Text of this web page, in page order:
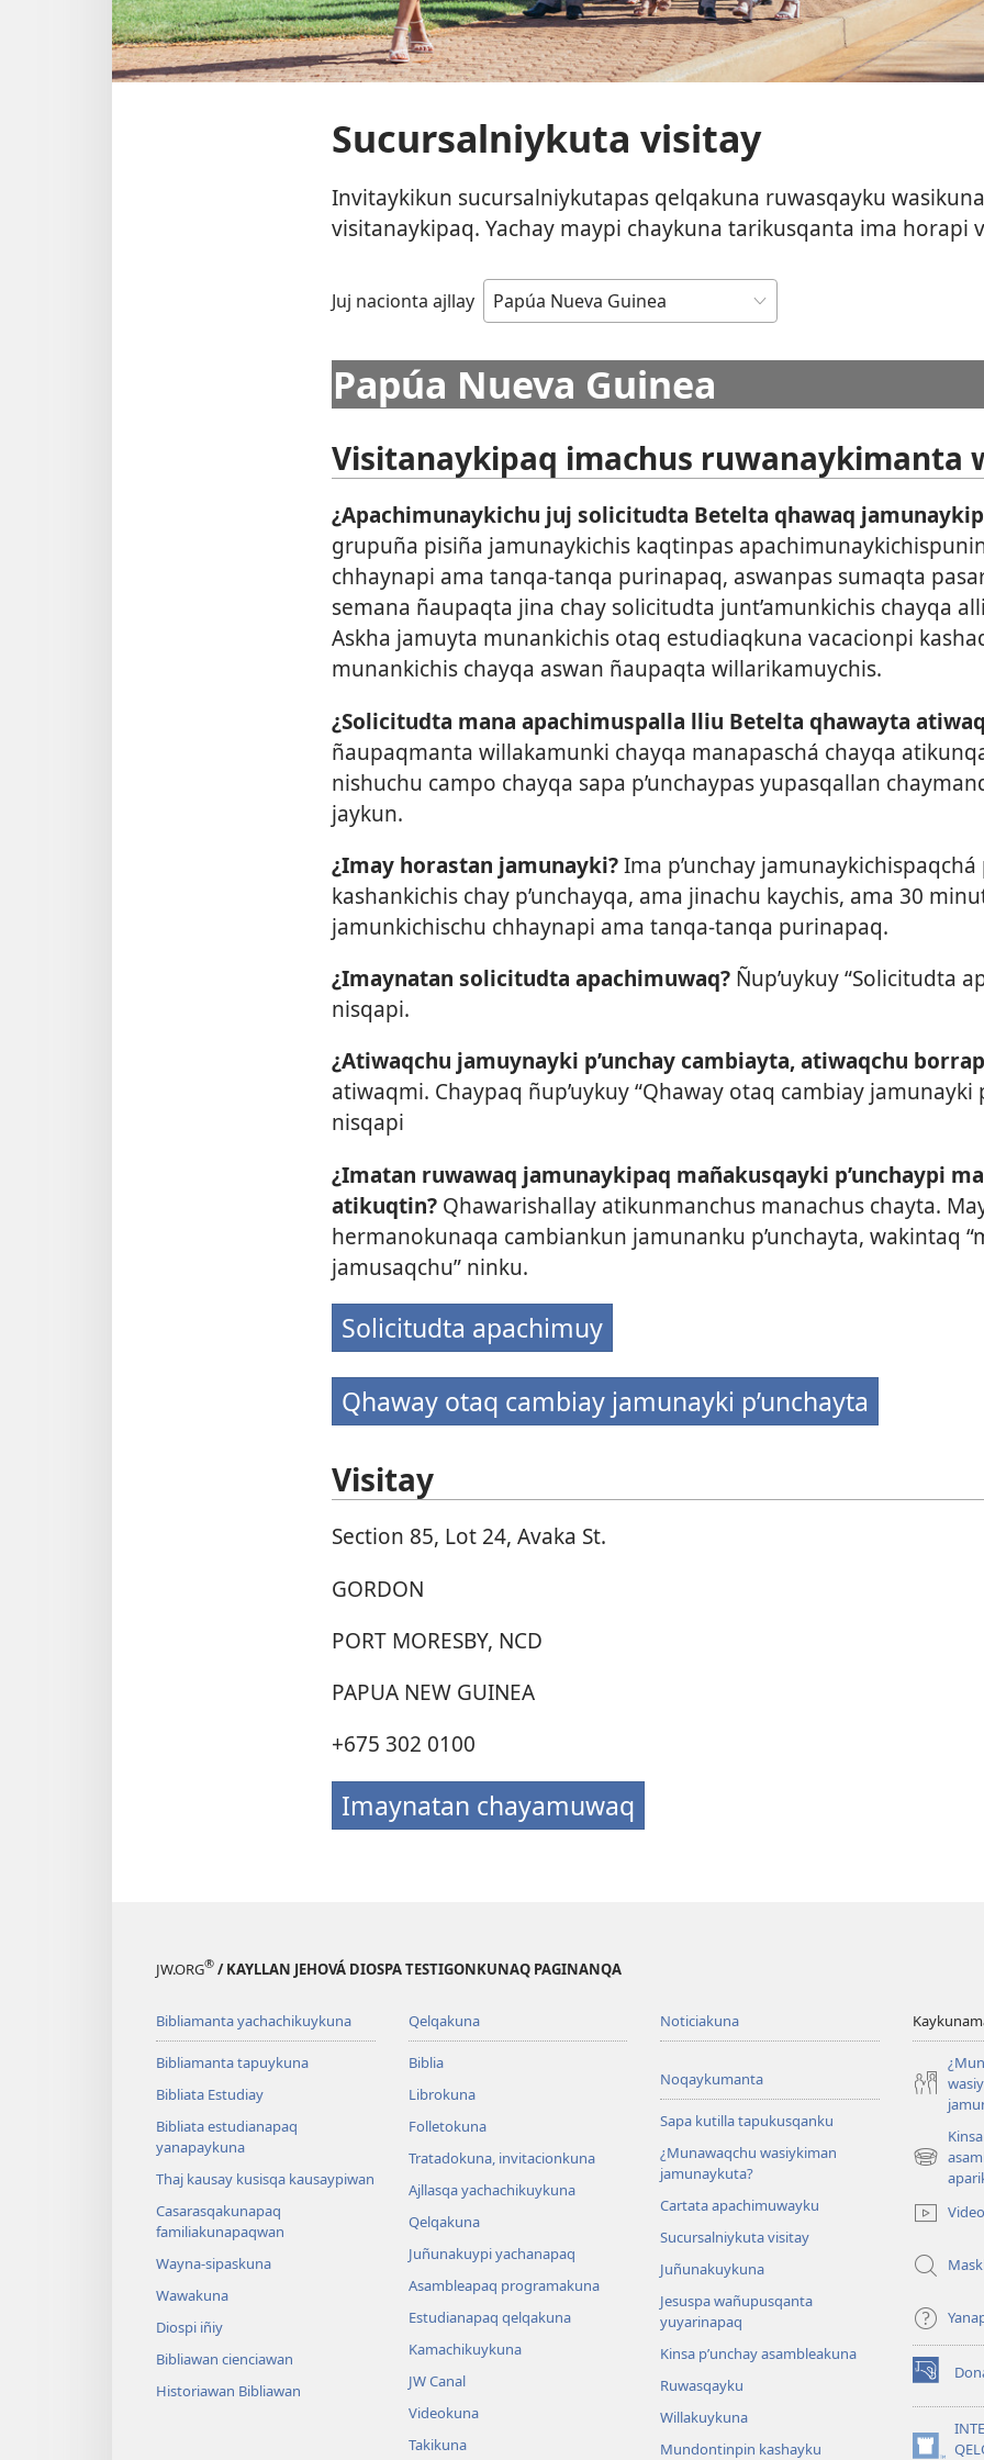
Sucursalniykuta visitay
Invitaykikun sucursalniykutapas qelqakuna ruwasqayku
visitanaykipaq. Yachay maypi chaykuna tarikusqanta ima horapi
Juj nacionta ajllay
Papúa Nueva Guinea
Visitanaykipaq imachus ruwanaykimanta
¿Apachimunaykichu juj solicitudta Betelta qhawaq
grupuña pisiña jamunaykichis kaqtinpas
chhaynapi ama tanqa-tanqa purinapaq, aswanpas sumaqta
semana ñaupaqta jina chay solicitudta junt’amunkichis chayqa
Askha jamuyta munankichis otaq estudiaqkuna vacacionpi
munankichis chayqa aswan ñaupaqta willarikamuychis.
¿Solicitudta mana apachimuspalla lliu Betelta qhawayta
ñaupaqmanta willakamunki chayqa manapaschá chayqa
nishuchu campo chayqa sapa p’unchaypas yupasqallan
jaykun.
¿Imay horastan jamunayki?Ima p’unchay
kashankichis chay p’unchayqa, ama jinachu kaychis, ama 30
jamunkichischu chhaynapi ama tanqa-tanqa purinapaq.
¿Imaynatan solicitudta apachimuwaq? Ñup’uykuy “Solicitudta
nisqapi.
¿Atiwaqchu jamuynayki p’unchay cambiayta, atiwaqchu
atiwaqmi. Chaypaq ñup’uykuy “Qhaway otaq cambiay jamunayki
nisqapi
¿Imatan ruwawaq jamunaykipaq mañakusqayki p’unchaypi
atikuqtin? Qhawarishallay atikunmanchus manachus chayta.
hermanokunaqa cambiankun jamunanku p’unchayta, wakintaq
jamusaqchu” ninku.
Solicitudta apachimuy
Qhaway otaq cambiay jamunayki p’unchayta
Visitay
Section 85, Lot 24, Avaka St.
GORDON
PORT MORESBY, NCD
PAPUA NEW GUINEA
+675 302 0100
Imaynatan chayamuwaq
JW.ORG® / KAYLLAN JEHOVÁ DIOSPA TESTIGONKUNAQ PAGINANQA
Bibliamanta yachachikuykuna
Bibliamanta tapuykuna
Bibliata Estudiay
Bibliata estudianapaq
yanapaykuna
Thaj kausay kusisqa kausaypiwan
Casarasqakunapaq
familiakunapaqwan
Wayna-sipaskuna
Wawakuna
Diospi iñiy
Bibliawan cienciawan
Historiawan Bibliawan
Qelqakuna
Biblia
Librokuna
Folletokuna
Tratadokuna, invitacionkuna
Ajllasqa yachachikuykuna
Qelqakuna
Juñunakuypi yachanapaq
Asambleapaq programakuna
Estudianapaq qelqakuna
Kamachikuykuna
JW Canal
Videokuna
Takikuna
Noticiakuna
Noqaykumanta
Sapa kutilla tapukusqanku
¿Munawaqchu wasiykiman
jamunaykuta?
Cartata apachimuwayku
Sucursalniykuta visitay
Juñunakuykuna
Jesuspa wañupusqanta
yuyarinapaq
Kinsa p’unchay asambleakuna
Ruwasqayku
Willakuykuna
Mundontinpin kashayku
(abre
nueva
(abre
una
ventana)